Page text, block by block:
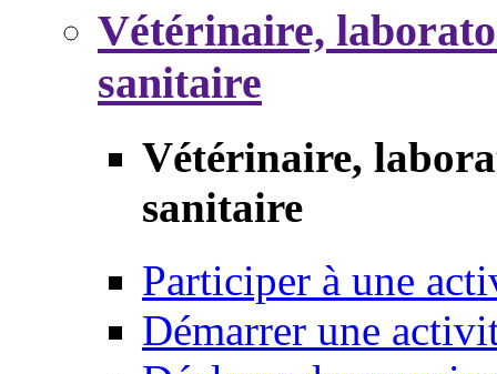
Vétérinaire,
sanitaire
Vétérinaire,
sanitaire
Participer à une
Démarrer une